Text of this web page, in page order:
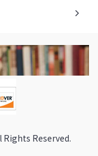
Reserved.